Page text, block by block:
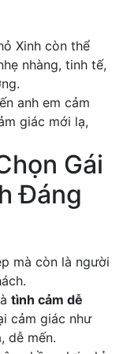
Xinh còn thể
nhàng, tinh tế,
anh em cảm
giác mới lạ,
Gái
Đáng
mà còn là người
tình cảm dễ
cảm giác như
dễ mến.